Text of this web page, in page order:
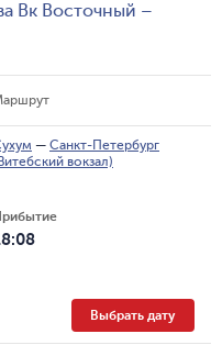
Вк Восточный –
— Санкт-Петербург
вокзал)
Выбрать дату